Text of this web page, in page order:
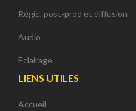
Régie, post-prod et diffusion
Audio
Eclairage
LIENS UTILES
Accueil